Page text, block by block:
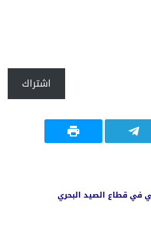
اشتراك
في قطاع الصيد البحري